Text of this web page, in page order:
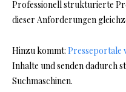
Professionell strukturierte
dieser Anforderungen
Hinzu kommt: Presseportale
Inhalte und senden dadurch
Suchmaschinen.